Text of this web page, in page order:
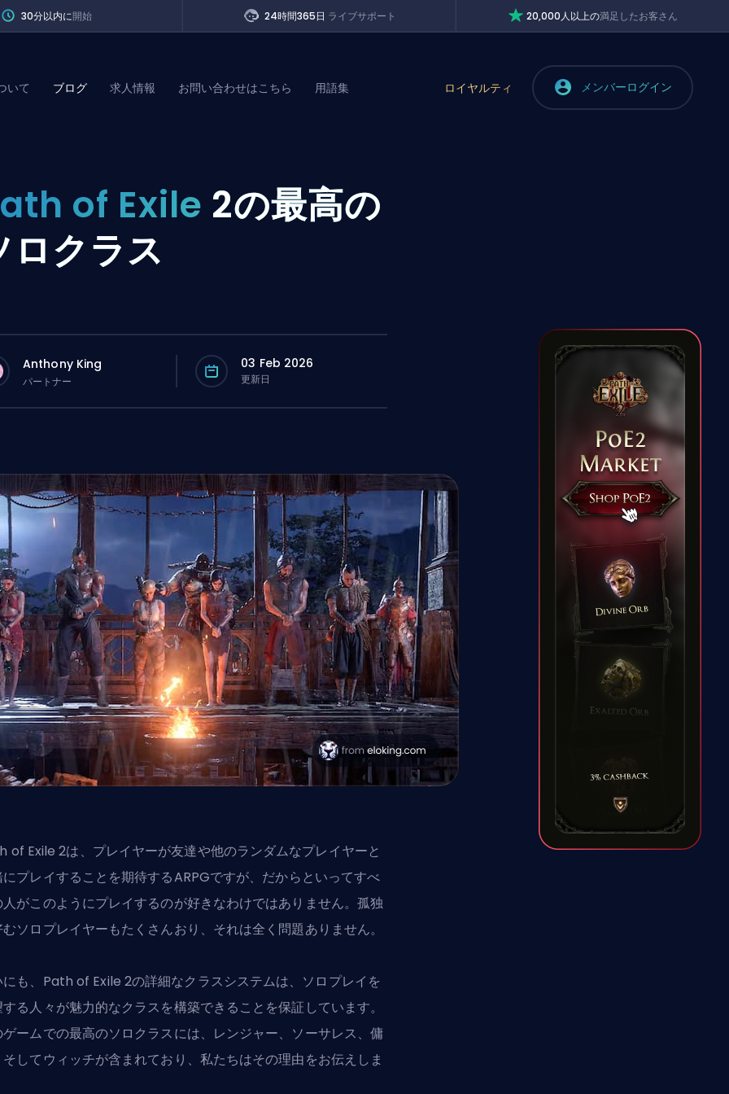
30分以内に開始 24時間365日 ライブサポート 20,000人以上の満足したお客さん
いて ブログ 求人情報 お問い合わせはこちら 用語集 ロイヤルティ メンバーログイン
of Exile 2の最高の
ロクラス
Anthony King
パートナー
03 Feb 2026
更新日
of Exile 2は、プレイヤーが友達や他のランダムなプレイヤーと
プレイすることを期待するARPGですが、だからといってすべ
がこのようにプレイするのが好きなわけではありません。孤独
ソロプレイヤーもたくさんおり、それは全く問題ありません。
にも、Path of Exile 2の詳細なクラスシステムは、ソロプレイを
る人々が魅力的なクラスを構築できることを保証しています。
ームでの最高のソロクラスには、レンジャー、ソーサレス、傭
してウィッチが含まれており、私たちはその理由をお伝えしま